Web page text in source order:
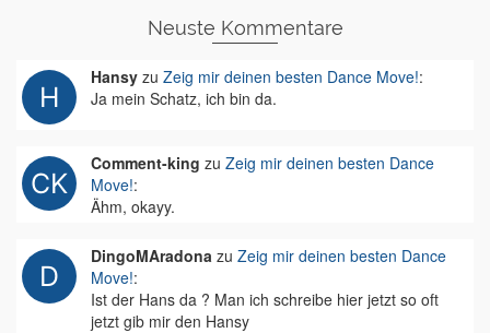
Neuste Kommentare
Hansy zu Zeig mir deinen besten Dance Move!:
Ja mein Schatz, ich bin da.
Comment-king zu Zeig mir deinen besten Dance
Move!:
Ähm, okayy.
DingoMAradona zu Zeig mir deinen besten Dance
Move!:
Ist der Hans da ? Man ich schreibe hier jetzt so oft
jetzt gib mir den Hansy